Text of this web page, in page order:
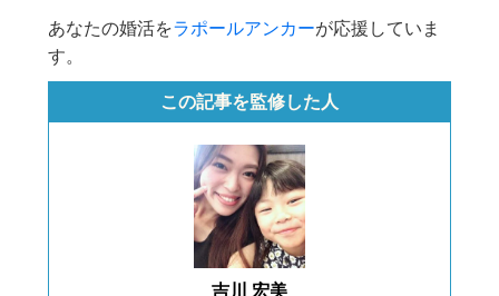
あなたの婚活をラポールアンカーが応援していま
す。
この記事を監修した人
吉川 宏美